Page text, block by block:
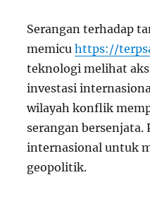
Serangan terhadap
memicu https://
teknologi melihat
investasi
wilayah konflik
serangan
internasional untuk
geopolitik.